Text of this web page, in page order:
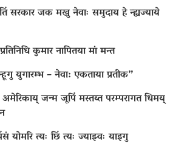
सरकार जक मखु नेवाः समुदाय हे न्ह्यज्याये
कुमार नापितया मां मन्त
युगारम्भ – नेवा: एकताया प्रतीक”
जन्म जूपिं मस्तय्त परम्परागत धिमय्
योमरि त्यः छिं त्यः ज्याझ्वः याइगु